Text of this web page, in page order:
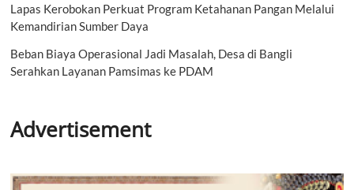
Lapas Kerobokan Perkuat Program Ketahanan Pangan Melalui
Kemandirian Sumber Daya
Beban Biaya Operasional Jadi Masalah, Desa di Bangli
Serahkan Layanan Pamsimas ke PDAM
Advertisement